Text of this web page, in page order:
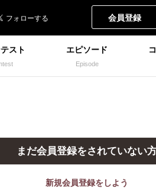
会員登録
スト エピソード
Episode
まだ会員登録をされていない
新規会員登録をしよう